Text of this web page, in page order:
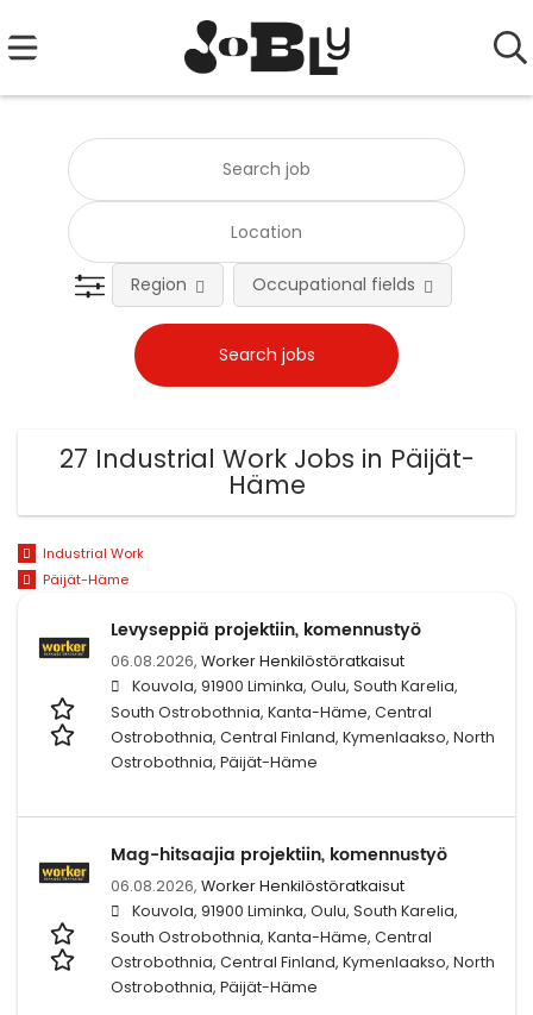
Region Occupational fields
27 Industrial Work Jobs in Päijät-
Häme
Industrial Work
Päijät-Häme
Levyseppiä projektiin, komennustyö
06.08.2026, Worker Henkilöstöratkaisut
Kouvola, 91900 Liminka, Oulu, South Karelia,
South Ostrobothnia, Kanta-Häme, Central
Ostrobothnia, Central Finland, Kymenlaakso, North
Ostrobothnia, Päijät-Häme
Mag-hitsaajia projektiin, komennustyö
06.08.2026, Worker Henkilöstöratkaisut
Kouvola, 91900 Liminka, Oulu, South Karelia,
South Ostrobothnia, Kanta-Häme, Central
Ostrobothnia, Central Finland, Kymenlaakso, North
Ostrobothnia, Päijät-Häme